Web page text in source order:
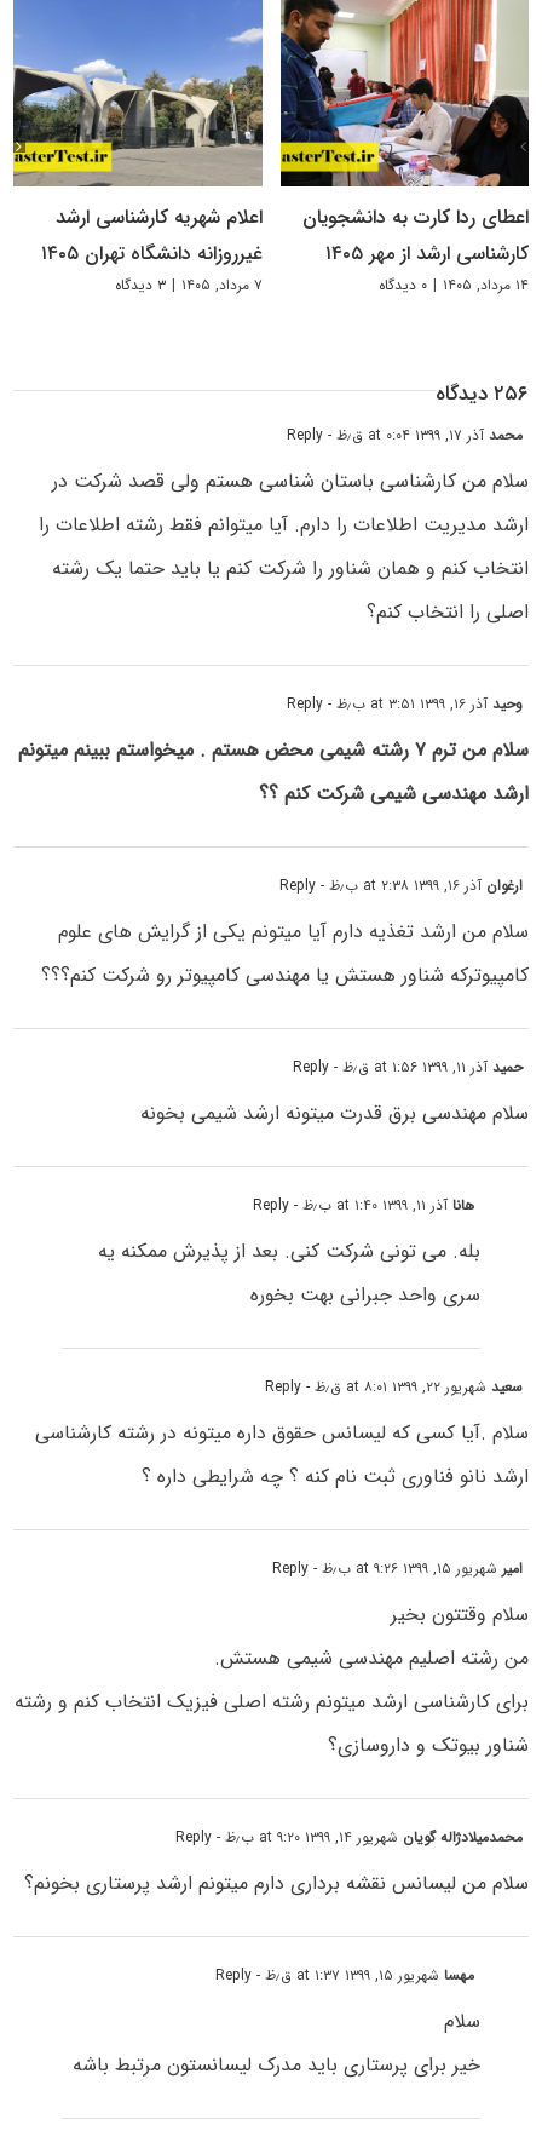
اعطای ردا کارت به دانشجویان
کارشناسی ارشد از مهر ۱۴۰۵
۱۴ مرداد, ۱۴۰۵ | ۰ دیدگاه
اعلام شهریه کارشناسی ارشد
غیرروزانه دانشگاه تهران ۱۴۰۵
۷ مرداد, ۱۴۰۵ | ۳ دیدگاه
۲۵۶ دیدگاه
محمدآذر ۱۷, ۱۳۹۹ at ۰:۰۴ ق٫ظ - Reply
سلام من کارشناسی باستان شناسی هستم ولی قصد شرکت در
ارشد مدیریت اطلاعات را دارم. آیا میتوانم فقط رشته اطلاعات را
انتخاب کنم و همان شناور را شرکت کنم یا باید حتما یک رشته
اصلی را انتخاب کنم؟
وحیدآذر ۱۶, ۱۳۹۹ at ۳:۵۱ ب٫ظ - Reply
سلام من ترم ۷ رشته شیمی محض هستم . میخواستم ببینم میتونم
ارشد مهندسی شیمی شرکت کنم ؟؟
ارغوان آذر ۱۶, ۱۳۹۹ at ۲:۳۸ ب٫ظ - Reply
سلام من ارشد تغذیه دارم آیا میتونم یکی از گرایش های علوم
کامپیوترکه شناور هستش یا مهندسی کامپیوتر رو شرکت کنم؟؟؟
حمیدآذر ۱۱, ۱۳۹۹ at ۱:۵۶ ق٫ظ - Reply
سلام مهندسی برق قدرت میتونه ارشد شیمی بخونه
هاناآذر ۱۱, ۱۳۹۹ at ۱:۴۰ ب٫ظ - Reply
بله. می تونی شرکت کنی. بعد از پذیرش ممکنه یه
سری واحد جبرانی بهت بخوره
سعیدشهریور ۲۲, ۱۳۹۹ at ۸:۰۱ ق٫ظ - Reply
سلام .آیا کسی که لیسانس حقوق داره میتونه در رشته کارشناسی
ارشد نانو فناوری ثبت نام کنه ؟ چه شرایطی داره ؟
امیرشهریور ۱۵, ۱۳۹۹ at ۹:۲۶ ب٫ظ - Reply
سلام وقتتون بخیر
من رشته اصلیم مهندسی شیمی هستش.
برای کارشناسی ارشد میتونم رشته اصلی فیزیک انتخاب کنم و رشته
شناور بیوتک و داروسازی؟
محمدمیلادژاله گویان شهریور ۱۴, ۱۳۹۹ at ۹:۲۰ ب٫ظ - Reply
سلام من لیسانس نقشه برداری دارم میتونم ارشد پرستاری بخونم؟
مهساشهریور ۱۵, ۱۳۹۹ at ۱:۳۷ ق٫ظ - Reply
سلام
خیر برای پرستاری باید مدرک لیسانستون مرتبط باشه